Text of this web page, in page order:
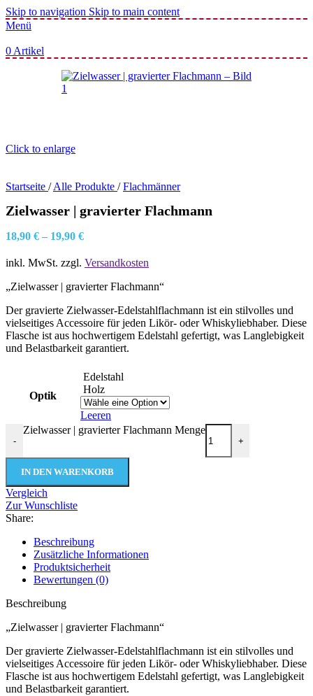
Skip to navigation Skip to main content
Menü
0 Artikel
Click to enlarge
Startseite / Alle Produkte / Flachmänner
Zielwasser | gravierter Flachmann
18,90 € – 19,90 €
inkl. MwSt. zzgl. Versandkosten
„Zielwasser | gravierter Flachmann“
Der gravierte Zielwasser-Edelstahlflachmann ist ein stilvolles und
vielseitiges Accessoire für jeden Likör- oder Whiskyliebhaber. Diese
Flasche ist aus hochwertigem Edelstahl gefertigt, was Langlebigkeit
und Belastbarkeit garantiert.
Optik
Edelstahl
Holz
Leeren
-
Zielwasser | gravierter Flachmann Menge
+
IN DEN WARENKORB
Vergleich
Zur Wunschliste
Share:
Beschreibung
Zusätzliche Informationen
Produktsicherheit
Bewertungen (0)
Beschreibung
„Zielwasser | gravierter Flachmann“
Der gravierte Zielwasser-Edelstahlflachmann ist ein stilvolles und
vielseitiges Accessoire für jeden Likör- oder Whiskyliebhaber. Diese
Flasche ist aus hochwertigem Edelstahl gefertigt, was Langlebigkeit
und Belastbarkeit garantiert.